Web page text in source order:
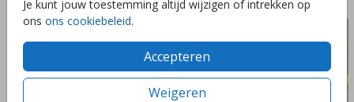
Je kunt jouw toestemming altijd wijzigen of intrekken op
ons ons cookiebeleid.
Accepteren
Weigeren